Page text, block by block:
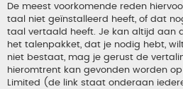
De meest voorkomende reden
taal niet geïnstalleerd heeft, of dat
taal vertaald heeft. Je kan altijd aan
het talenpakket, dat je nodig hebt,
niet bestaat, mag je gerust de
hieromtrent kan gevonden worden
Limited (de link staat onderaan